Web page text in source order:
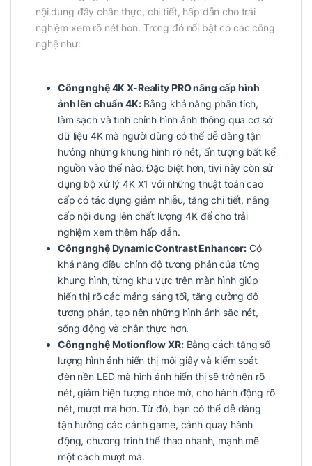
nội dung đầy chân thực, chi tiết, hấp dẫn cho trải
nghiệm xem rõ nét hơn. Trong đó nổi bật có các công
nghệ như:
Công nghệ 4K X-Reality PRO nâng cấp hình
ảnh lên chuẩn 4K:Bằng khả năng phân tích,
làm sạch và tinh chỉnh hình ảnh thông qua cơ sở
dữ liệu 4K mà người dùng có thể dễ dàng tận
hưởng những khung hình rõ nét, ấn tượng bất kể
nguồn vào thế nào. Đặc biệt hơn, tivi này còn sử
dụng bộ xử lý 4K X1 với những thuật toán cao
cấp có tác dụng giảm nhiễu, tăng chi tiết, nâng
cấp nội dung lên chất lượng 4K để cho trải
nghiệm xem thêm hấp dẫn.
Công nghệ Dynamic Contrast Enhancer:Có
khả năng điều chỉnh độ tương phản của từng
khung hình, từng khu vực trên màn hình giúp
hiển thị rõ các mảng sáng tối, tăng cường độ
tương phản, tạo nên những hình ảnh sắc nét,
sống động và chân thực hơn.
Công nghệ Motionflow XR:Bằng cách tăng số
lượng hình ảnh hiển thị mỗi giây và kiểm soát
đèn nền LED mà hình ảnh hiển thị sẽ trở nên rõ
nét, giảm hiện tượng nhòe mờ, cho hành động rõ
nét, mượt mà hơn. Từ đó, bạn có thể dễ dàng
tận hưởng các cảnh game, cảnh quay hành
động, chương trình thể thao nhanh, mạnh mẽ
một cách mượt mà.